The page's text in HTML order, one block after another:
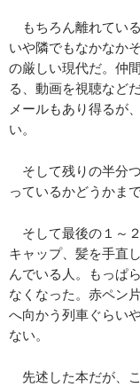
もちろん離れてい
いや隣でもなかなか
の厳しい現代だ。仲
る、動画を視聴など
メールもあり得るが
い。
そして残りの半分
っているかどうかま
そして最後の１～
キャップ、髪を手直
んでいる人。もっぱ
なくなった。赤ペン
へ向かう列車ぐらい
ない。
先述した本だが、